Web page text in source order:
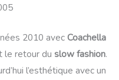
2010 avecCoachella
le retour du slow fashion.
l’esthétique avec un